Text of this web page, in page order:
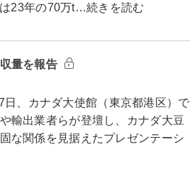
23年の70万t…続きを読む
量を報告
、カナダ大使館（東京都港区）で
輸出業者らが登壇し、カナダ大豆
な関係を見据えたプレゼンテーシ